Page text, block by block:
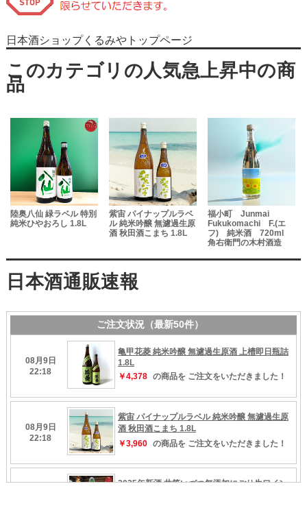
日本酒ショップくるみやトップページ
陸奥八仙 緑ラベル 特別
純米ひやおろし 1.8L
紫宙 パイナップルラベ
ル 純米吟醸 無濾過生原
酒 秋田酒こまち 1.8L
福小町 Junmai
Fukukomachi F.(エ
フ) 純米酒 720ml
角右衛門の木村酒造